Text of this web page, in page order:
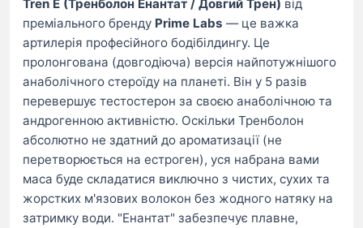
Tren E (Тренболон Енантат / Довгий Трен) від
преміального бренду Prime Labs — це важка
артилерія професійного бодібілдингу. Це
пролонгована (довгодіюча) версія найпотужнішого
анаболічного стероїду на планеті. Він у 5 разів
перевершує тестостерон за своєю анаболічною та
андрогенною активністю. Оскільки Тренболон
абсолютно не здатний до ароматизації (не
перетворюється на естроген), уся набрана вами
маса буде складатися виключно з чистих, сухих та
жорстких м'язових волокон без жодного натяку на
затримку води. "Енантат" забезпечує плавне,